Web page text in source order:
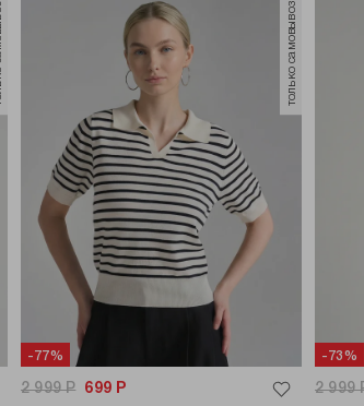
-77%
только самовывоз
2 999Р 699 Р
-73%
2 999